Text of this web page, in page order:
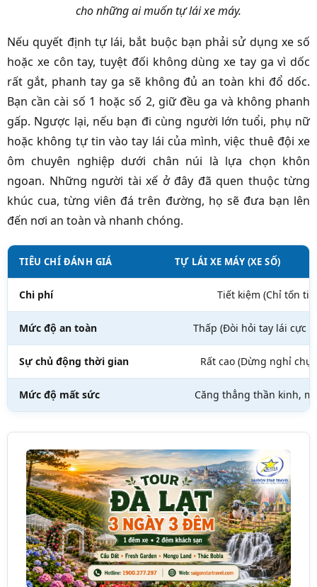
cho những ai muốn tự lái xe máy.
Nếu quyết định tự lái, bắt buộc bạn phải sử dụng xe số
hoặc xe côn tay, tuyệt đối không dùng xe tay ga vì dốc
rất gắt, phanh tay ga sẽ không đủ an toàn khi đổ dốc.
Bạn cần cài số 1 hoặc số 2, giữ đều ga và không phanh
gấp. Ngược lại, nếu bạn đi cùng người lớn tuổi, phụ nữ
hoặc không tự tin vào tay lái của mình, việc thuê đội xe
ôm chuyên nghiệp dưới chân núi là lựa chọn khôn
ngoan. Những người tài xế ở đây đã quen thuộc từng
khúc cua, từng viên đá trên đường, họ sẽ đưa bạn lên
đến nơi an toàn và nhanh chóng.
TIÊU CHÍ ĐÁNH GIÁ TỰ LÁI XE MÁY (XE SỐ)
Chi phí Tiết kiệm (Chỉ tốn
Mức độ an toàn Thấp (Đòi hỏi tay lái cực
Sự chủ động thời gian Rất cao (Dừng nghỉ
Mức độ mất sức Căng thẳng thần kinh,